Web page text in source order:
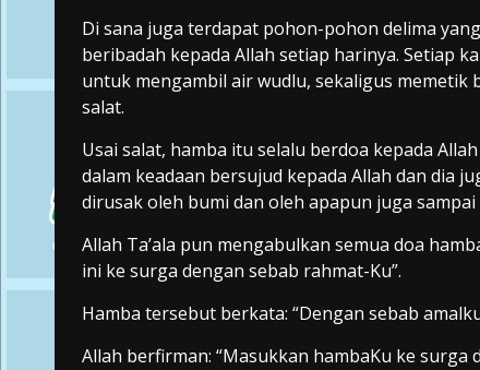
Di sana juga terdapat pohon-pohon delima
beribadah kepada Allah setiap harinya. Setiap
untuk mengambil air wudlu, sekaligus memetik
salat.
Usai salat, hamba itu selalu berdoa kepada
dalam keadaan bersujud kepada Allah dan dia
dirusak oleh bumi dan oleh apapun juga
Allah Ta’ala pun mengabulkan semua doa
ini ke surga dengan sebab rahmat-Ku”.
Hamba tersebut berkata: “Dengan sebab amalku
Allah berfirman: “Masukkan hambaKu ke surga